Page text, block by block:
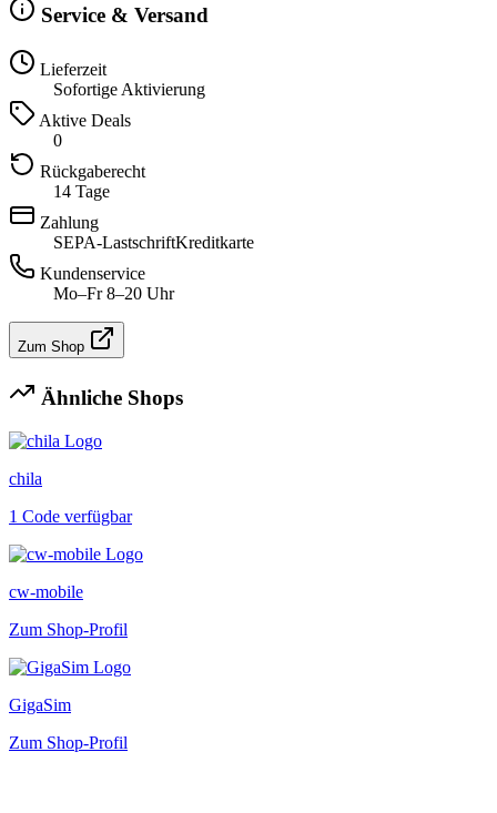
Service & Versand
Lieferzeit
Sofortige Aktivierung
Aktive Deals
0
Rückgaberecht
14 Tage
Zahlung
SEPA-LastschriftKreditkarte
Kundenservice
Mo–Fr 8–20 Uhr
Zum Shop
Ähnliche Shops
chila
1 Code verfügbar
cw-mobile
Zum Shop-Profil
GigaSim
Zum Shop-Profil